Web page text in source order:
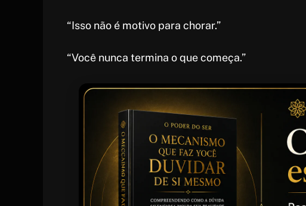
“Isso não é motivo para chorar.”
“Você nunca termina o que começa.”